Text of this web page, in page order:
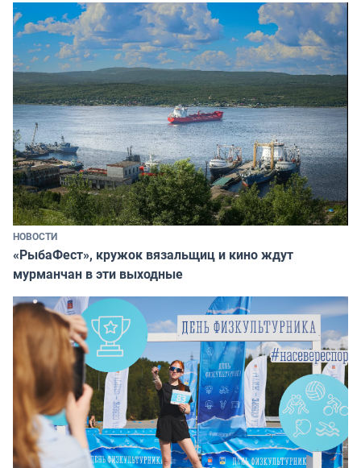
НОВОСТИ
«РыбаФест», кружок вязальщиц и кино ждут
мурманчан в эти выходные